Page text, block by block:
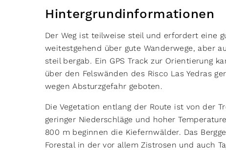
Hintergrundinformationen
Der Weg ist teilweise steil und erfordert eine
weitestgehend über gute Wanderwege, aber
steil bergab. Ein GPS Track zur Orientierung
über den Felswänden des Risco Las Yedras
wegen Absturzgefahr geboten.
Die Vegetation entlang der Route ist von der
geringer Niederschläge und hoher
800 m beginnen die Kiefernwälder. Das
Forestal in der vor allem Zistrosen und auch